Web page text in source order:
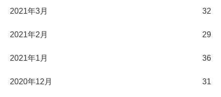
2021年3月 32
2021年2月 29
2021年1月 36
2020年12月 31